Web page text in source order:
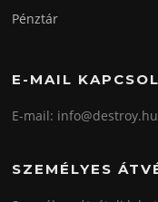
Pénztár
E-MAIL
E-mail: info@destroy.hu
SZEMÉLYES